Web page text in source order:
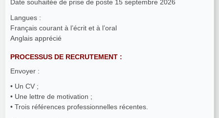
Date souhaitée de prise de poste 15 septembre 2026
Langues :
Français courant à l’écrit et à l’oral
Anglais apprécié
PROCESSUS DE RECRUTEMENT :
Envoyer :
• Un CV ;
• Une lettre de motivation ;
• Trois références professionnelles récentes.